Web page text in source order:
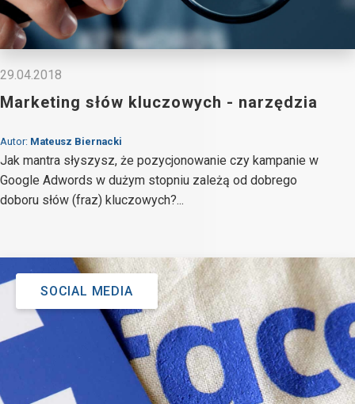
29.04.2018
Marketing słów kluczowych - narzędzia
Autor: Mateusz Biernacki
Jak mantra słyszysz, że pozycjonowanie czy kampanie w
Google Adwords w dużym stopniu zależą od dobrego
doboru słów (fraz) kluczowych?...
SOCIAL MEDIA